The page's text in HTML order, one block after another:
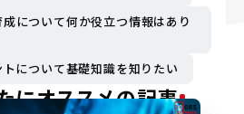
について何か役立つ情報はあり
について基礎知識を知りたい
にオススメの記事